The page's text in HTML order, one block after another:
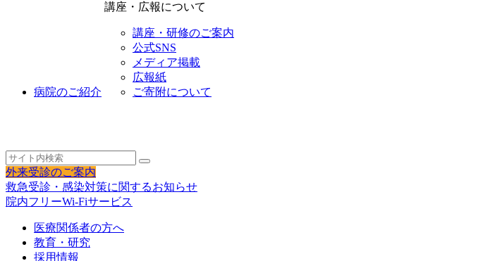
病院のご紹介
講座・広報について
講座・研修のご案内
公式SNS
メディア掲載
広報紙
ご寄附について
外来受診のご案内
救急受診・感染対策に関するお知らせ
院内フリーWi-Fiサービス
医療関係者の方へ
教育・研究
採用情報